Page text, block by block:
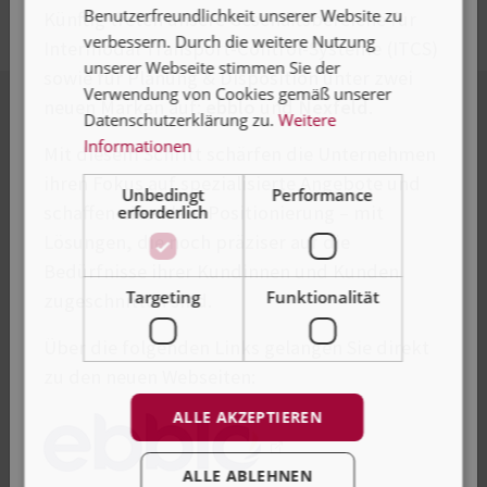
Künftig treten unsere Geschäftsbereiche für
Intermodal Transport-Control-Systeme (ITCS)
sowie für Planung & Disposition unter zwei
neuen Marken auf:ebbloundNexfeld.
Mit diesem Schritt schärfen die Unternehmen
ihren Fokus auf spezialisierte Angebote und
schaffen eine klare Positionierung – mit
Lösungen, die noch präziser auf die
Bedürfnisse ihrer Kundinnen und Kunden
zugeschnitten sind.
Über die folgenden Links gelangen Sie direkt
TRAICY – clever, schnell und schön
Benutzerfreundlichkeit unserer Website zu
verbessern. Durch die weitere Nutzung
unserer Webseite stimmen Sie der
Verwendung von Cookies gemäß unserer
Datenschutzerklärung zu.Weitere
Informationen
Unbedingt
erforderlich
Performance
Targeting Funktionalität
ALLE AKZEPTIEREN
ALLE ABLEHNEN